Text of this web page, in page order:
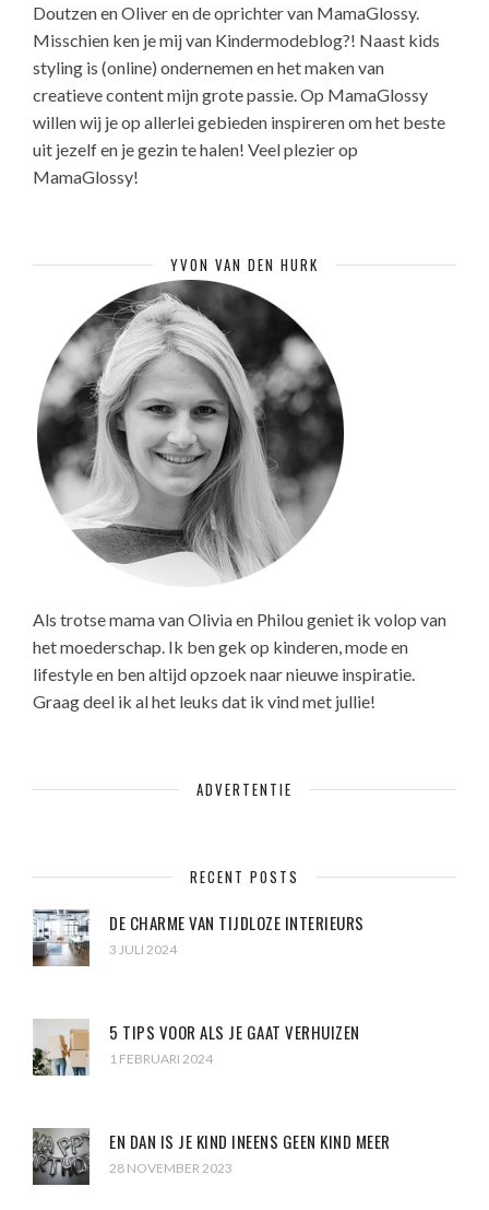
Doutzen en Oliver en de oprichter van MamaGlossy.
Misschien ken je mij van Kindermodeblog?! Naast kids
styling is (online) ondernemen en het maken van
creatieve content mijn grote passie. Op MamaGlossy
willen wij je op allerlei gebieden inspireren om het beste
uit jezelf en je gezin te halen! Veel plezier op
MamaGlossy!
YVON VAN DEN HURK
Als trotse mama van Olivia en Philou geniet ik volop van
het moederschap. Ik ben gek op kinderen, mode en
lifestyle en ben altijd opzoek naar nieuwe inspiratie.
Graag deel ik al het leuks dat ik vind met jullie!
ADVERTENTIE
RECENT POSTS
DE CHARME VAN TIJDLOZE INTERIEURS
3 JULI 2024
5 TIPS VOOR ALS JE GAAT VERHUIZEN
1 FEBRUARI 2024
EN DAN IS JE KIND INEENS GEEN KIND MEER
28 NOVEMBER 2023